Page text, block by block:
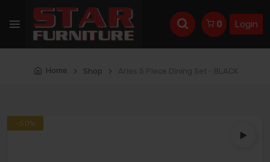
0 Login
Home Shop Aries 5 Piece Dining Set - BLACK
Best
-50%